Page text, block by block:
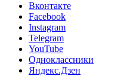
Вконтакте
Facebook
Instagram
Telegram
YouTube
Одноклассники
Яндекс.Дзен